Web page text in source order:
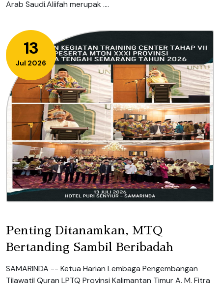
Arab Saudi.Aliifah merupak ....
13
Jul 2026
Penting Ditanamkan, MTQ
Bertanding Sambil Beribadah
SAMARINDA -- Ketua Harian Lembaga Pengembangan
Tilawatil Quran LPTQ Provinsi Kalimantan Timur A. M. Fitra